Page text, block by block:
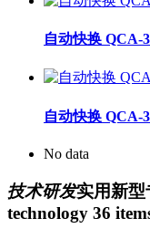
自动快换 QCA-
自动快换 QCA-
No data
技术研发实用新型
technology 36